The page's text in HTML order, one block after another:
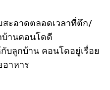
ะอาดตลอดเวลาที่ตึก/
บ้านคอนโดดี
บลูกบ้าน คอนโดอยู่เรื่อย
อาหาร